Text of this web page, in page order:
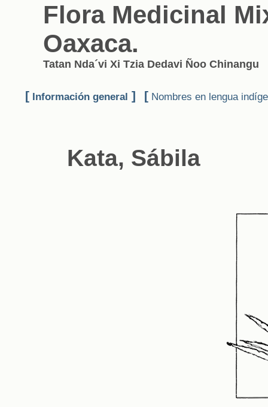
Flora Medicinal
Oaxaca.
Tatan Nda´vi Xi Tzia Dedavi Ñoo Chinangu
[ Información general ] [ Nombres en lengua
Kata, Sábila